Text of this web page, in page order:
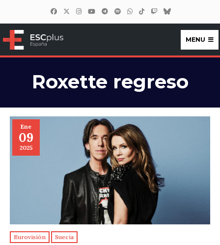
ESCplus España
MENU
Roxette regreso
Ene
09
2025
Eurovisión Suecia